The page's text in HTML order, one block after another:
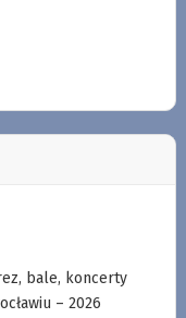
bale, koncerty
– 2026